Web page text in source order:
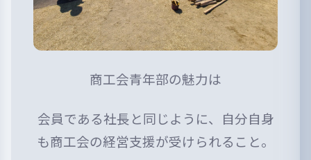
商工会青年部の魅力は
会員である社長と同じように、自分自身
も商工会の経営支援が受けられること。